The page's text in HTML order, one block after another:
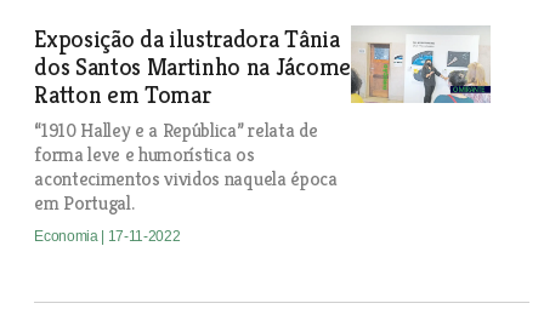
Exposição da ilustradora Tânia
dos Santos Martinho na Jácome
Ratton em Tomar
“1910 Halley e a República” relata de
forma leve e humorística os
acontecimentos vividos naquela época
em Portugal.
Economia | 17-11-2022